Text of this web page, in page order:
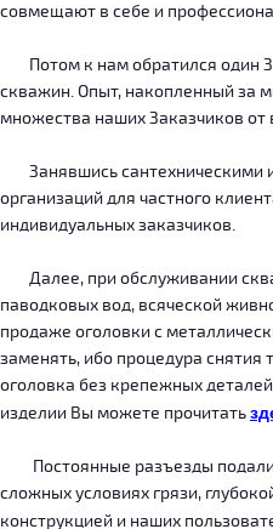
совмещают в себе и
Потом к нам обратился один
скважин. Опыт, накопленный за
множества наших Заказчиков от
Занявшись сантехническими и
организаций для частного
индивидуальных заказчиков.
Далее, при обслуживании
паводковых вод, всяческой
продаже оголовки с
заменять, ибо процедура снятия
оголовка без крепежных
изделии Вы можете прочитать
Постоянные разъезды подали
сложных условиях грязи,
конструкцией и наших